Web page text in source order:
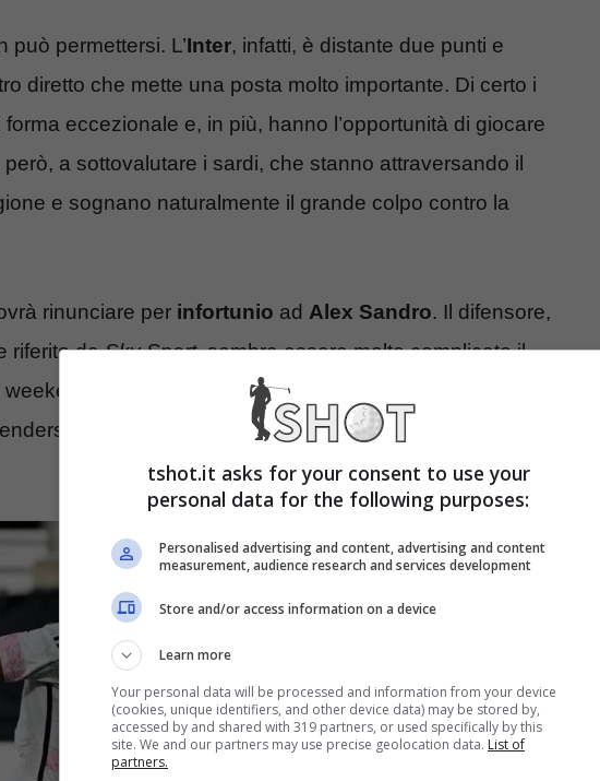
può permettersi. L’Inter, infatti, è distante due punti e
diretto che mette una posta molto importante. Di certo i
eccezionale e, in più, hanno l’opportunità di giocare
a sottovalutare i sardi, che stanno attraversando il
e sognano naturalmente il grande colpo contro la
rinunciare per infortunio ad Alex Sandro. Il difensore,
riferito daSky Sport, sembra essere molto complicato il
Possibile un rientro proprio contro l’
la vetta della classifica solitaria per almeno una
tshot.it asks for your consent to use your
personal data for the following purposes:
Personalised advertising and content, advertising and content
measurement, audience research and services development
Store and/or access information on a device
Learn more
Your personal data will be processed and information from your device
(cookies, unique identifiers, and other device data) may be stored by,
accessed by and shared with 319 partners, or used specifically by this
site. We and our partners may use precise geolocation data. List of
partners.